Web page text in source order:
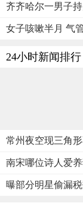
齐齐哈尔一男子
女子咳嗽半月 气
24小时新闻排行
常州夜空现三角
南宋哪位诗人爱
曝部分明星偷漏